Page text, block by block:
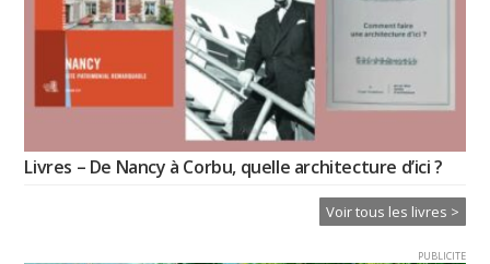
Livres – De Nancy à Corbu, quelle architecture d’ici ?
Voir tous les livres >
PUBLICITE